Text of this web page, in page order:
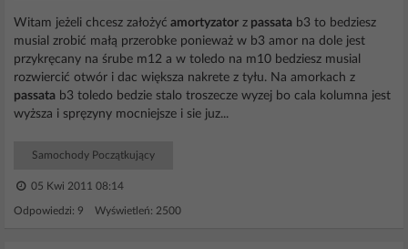
Witam jeżeli chcesz założyć amortyzator z passata b3 to bedziesz
musial zrobić małą przerobke ponieważ w b3 amor na dole jest
przykręcany na śrube m12 a w toledo na m10 bedziesz musial
rozwiercić otwór i dac większa nakrete z tyłu. Na amorkach z
passata b3 toledo bedzie stalo troszecze wyzej bo cala kolumna jest
wyższa i spręzyny mocniejsze i sie juz...
Samochody Początkujący
05 Kwi 2011 08:14
Odpowiedzi: 9 Wyświetleń: 2500